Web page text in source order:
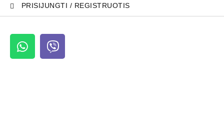
PRISIJUNGTI / REGISTRUOTIS